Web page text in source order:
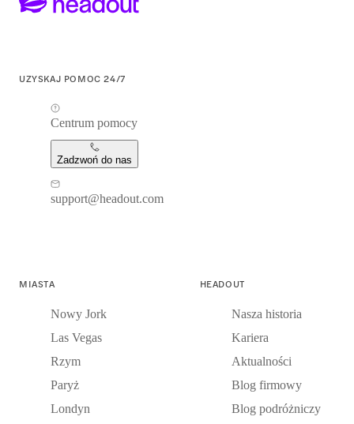
UZYSKAJ POMOC 24/7
Centrum pomocy
Zadzwoń do nas
support@headout.com
MIASTA
Nowy Jork
Las Vegas
Rzym
Paryż
Londyn
HEADOUT
Nasza historia
Kariera
Aktualności
Blog firmowy
Blog podróżniczy